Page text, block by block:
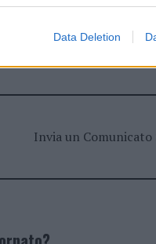
Data Deletion
Prossimo
Invia un Comunicato